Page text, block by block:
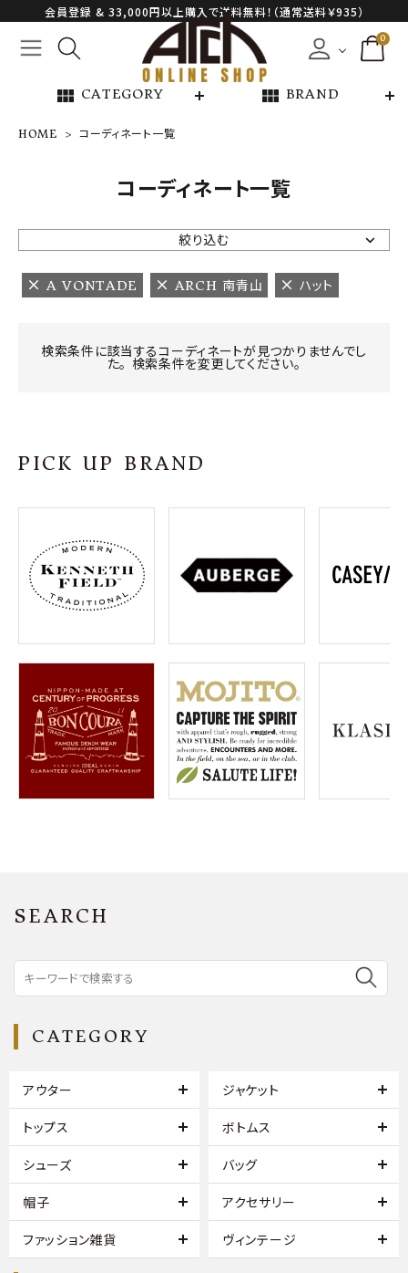
会員登録 & 33,000円以上購入で送料無料！（通常送料￥935）
0
view_module CATEGORY view_module BRAND
NEW ARRIVAL
ARCH EXCLUSIVE
BRAND
INFORMATION
ご利用ガイド
プライバシーポリシー
特定商取引法について
お問い合わせ
OFFICIAL WEB SITE
ACCOUNT MENU
ようこそ ゲスト 様
meeting_room ログイン 会員登録
HOME コーディネート一覧
コーディネート一覧
絞り込む
A VONTADE ARCH 南青山 ハット
検索条件に該当するコーディネートが見つかりませんでし
た。 検索条件を変更してください。
PICK UP BRAND
SEARCH
CATEGORY
アウター ジャケット
トップス ボトムス
シューズ バッグ
帽子 アクセサリー
ファッション雑貨 ヴィンテージ